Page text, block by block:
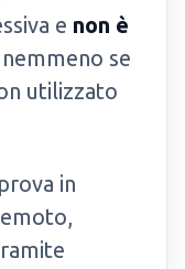
e non è
nemmeno se
utilizzato
in